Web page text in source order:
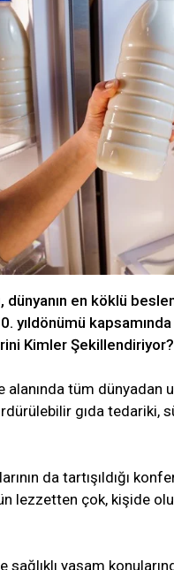
dünyanın en köklü
yıldönümü
Kimler
alanında tüm
gıda
da tartışıldığı
lezzetten çok, kişide
sağlıklı yaşam